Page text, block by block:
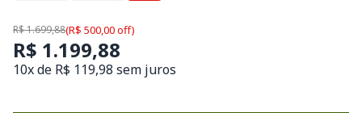
R$ 1.699,88(R$ 500,00 off)
R$ 1.199,88
10x de R$ 119,98 sem juros